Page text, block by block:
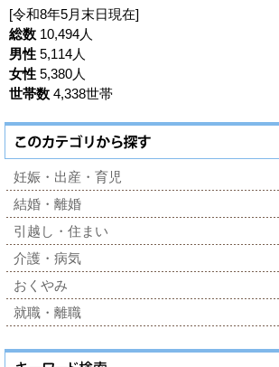
[令和8年5月末日現在]
総数 10,494人
男性 5,114人
女性 5,380人
世帯数 4,338世帯
妊娠・出産・育児
結婚・離婚
引越し・住まい
介護・病気
おくやみ
就職・離職